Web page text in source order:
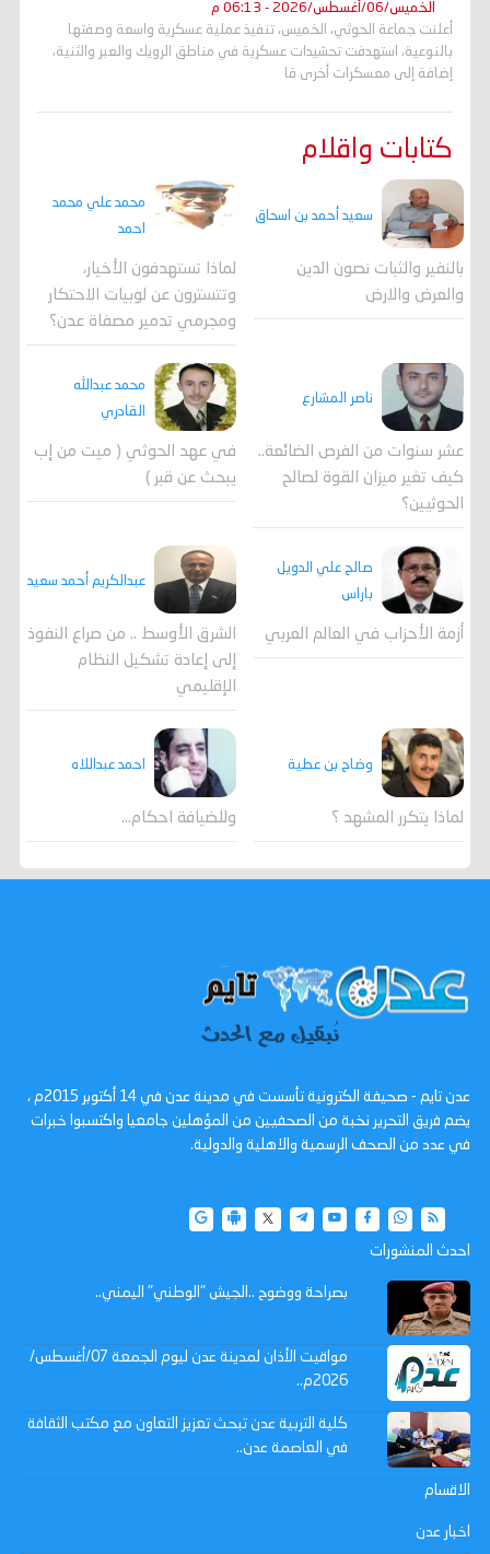
الخميس/06/أغسطس/2026 - 06:13 م
أعلنت جماعة الحوثي، الخميس، تنفيذ عملية عسكرية واسعة وصفتها
بالنوعية، استهدفت تحشيدات عسكرية في مناطق الرويك والعبر والثنية،
إضافة إلى معسكرات أخرى قا
كتابات واقلام
سعيد أحمد بن اسحاق
بالنفير والثبات نصون الدين
والعرض والارض
محمد علي محمد
احمد
لماذا تستهدفون الأخيار،
وتتسترون عن لوبيات الاحتكار
ومجرمي تدمير مصفاة عدن؟
ناصر المشارع
عشر سنوات من الفرص الضائعة..
كيف تغير ميزان القوة لصالح
الحوثيين؟
محمد عبدالله
القادري
في عهد الحوثي ( ميت من إب
يبحث عن قبر )
صالح علي الدويل
باراس
أزمة الأحزاب في العالم العربي
عبدالكريم أحمد سعيد
الشرق الأوسط .. من صراع النفوذ
إلى إعادة تشكيل النظام
الإقليمي
وضاح بن عطية
لماذا يتكرر المشهد ؟
احمد عبداللاه
وللضيافة احكام…
عدن تايم - صحيفة الكترونية تأسست في مدينة عدن في 14 أكتوبر 2015م ،
يضم فريق التحرير نخبة من الصحفيين من المؤهلين جامعيا واكتسبوا خبرات
في عدد من الصحف الرسمية والاهلية والدولية.
احدث المنشورات
بصراحة ووضوح ..الجيش "الوطني" اليمني..
مواقيت الأذان لمدينة عدن ليوم الجمعة 07/أغسطس/
2026م..
كلية التربية عدن تبحث تعزيز التعاون مع مكتب الثقافة
في العاصمة عدن..
الاقسام
اخبار عدن